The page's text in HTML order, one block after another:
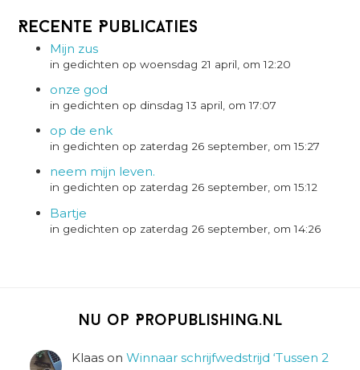
Recente Publicaties
Mijn zus
in gedichten op woensdag 21 april, om 12:20
onze god
in gedichten op dinsdag 13 april, om 17:07
op de enk
in gedichten op zaterdag 26 september, om 15:27
neem mijn leven.
in gedichten op zaterdag 26 september, om 15:12
Bartje
in gedichten op zaterdag 26 september, om 14:26
Nu op Propublishing.nl
Klaas on Winnaar schrijfwedstrijd ‘Tussen 2